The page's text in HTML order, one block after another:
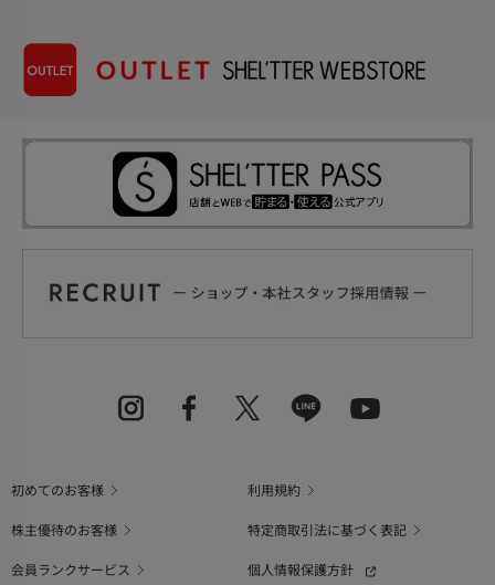
初めてのお客様
利用規約
株主優待のお客様
特定商取引法に基づく表記
会員ランクサービス
個人情報保護方針